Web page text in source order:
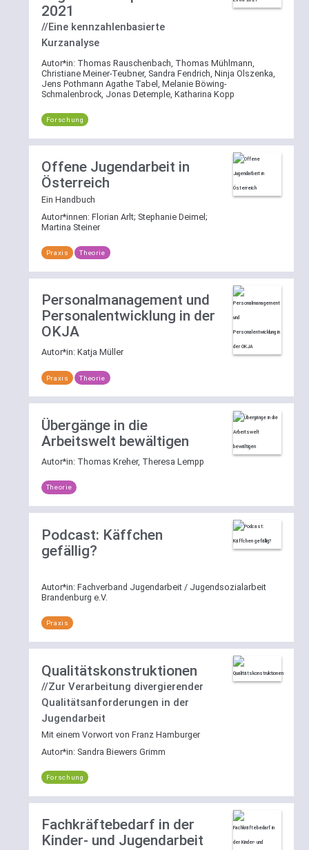
2021
//Eine kennzahlenbasierte
Kurzanalyse
Autor*in: Thomas Rauschenbach, Thomas Mühlmann,
Christiane Meiner-Teubner, Sandra Fendrich, Ninja Olszenka,
Jens Pothmann Agathe Tabel, Melanie Böwing-
Schmalenbrock, Jonas Detemple, Katharina Kopp
Forschung
Offene Jugendarbeit in
Österreich
Ein Handbuch
Autor*innen: Florian Arlt; Stephanie Deimel;
Martina Steiner
Praxis Theorie
Personalmanagement und
Personalentwicklung in der
OKJA
Autor*in: Katja Müller
Praxis Theorie
Übergänge in die
Arbeitswelt bewältigen
Autor*in: Thomas Kreher, Theresa Lempp
Theorie
Podcast: Käffchen
gefällig?
Autor*in: Fachverband Jugendarbeit / Jugendsozialarbeit
Brandenburg e.V.
Praxis
Qualitätskonstruktionen
//Zur Verarbeitung divergierender
Qualitätsanforderungen in der
Jugendarbeit
Mit einem Vorwort von Franz Hamburger
Autor*in: Sandra Biewers Grimm
Forschung
Fachkräftebedarf in der
Kinder- und Jugendarbeit